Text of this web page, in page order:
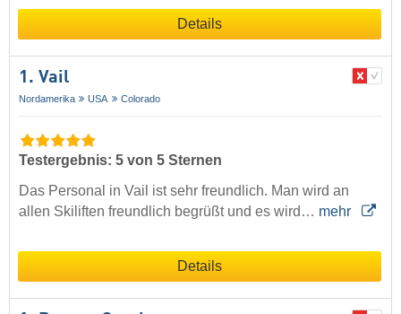
Details
1. Vail
Nordamerika USA Colorado
Testergebnis: 5 von 5 Sternen
Das Personal in Vail ist sehr freundlich. Man wird an
allen Skiliften freundlich begrüßt und es wird… mehr
Details